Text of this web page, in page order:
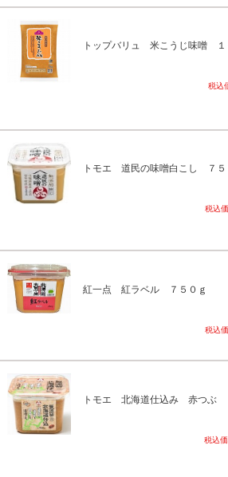
トップバリュ 米こうじ味噌 １
税込
トモエ 道民の味噌白こし ７５
税込
紅一点 紅ラベル ７５０ｇ
税込
トモエ 北海道仕込み 赤つぶ
税込